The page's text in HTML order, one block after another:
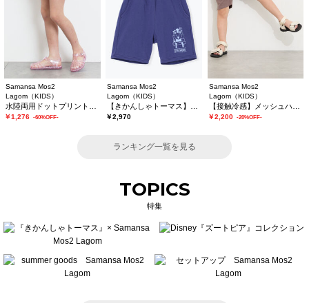
Samansa Mos2
Lagom（KIDS）
￥1,276 -60%OFF-
Samansa Mos2
Lagom（KIDS）
￥2,970
Samansa Mos2
Lagom（KIDS）
【接触冷感】メッシュハーフパンツ
￥2,200 -20%OFF-
ランキング一覧を見る
TOPICS
特集